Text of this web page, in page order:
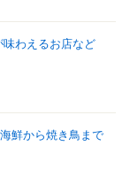
わえるお店など
鮮から焼き鳥まで